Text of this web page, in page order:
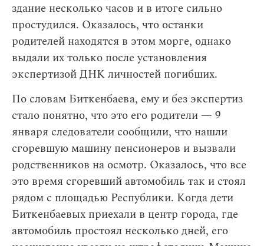
здание несколько часов и в итоге сильно
простудился. Оказалось, что останки
родителей находятся в этом морге, однако
выдали их только после установления
экспертизой ДНК личностей погибших.
По словам Биткенбаева, ему и без экспертиз
стало понятно, что это его родители — 9
января следователи сообщили, что нашли
сгоревшую машину пенсионеров и вызвали
родственников на осмотр. Оказалось, что все
это время сгоревший автомобиль так и стоял
рядом с площадью Республики. Когда дети
Биткенбаевых приехали в центр города, где
автомобиль простоял несколько дней, его